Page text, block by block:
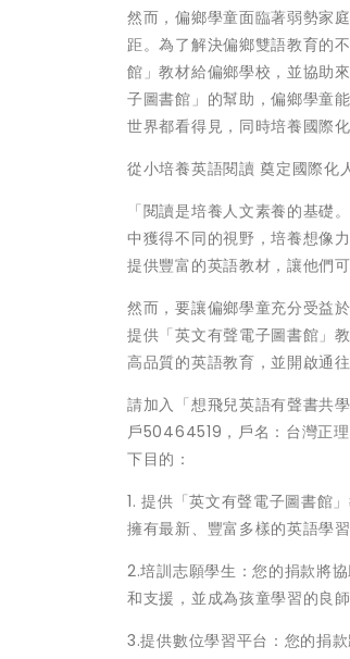
然而，偏鄉學童面臨著弱勢家
距。為了解決偏鄉雙語教育的
館」教材給偏鄉學校，並協助
子圖書館」的幫助，偏鄉學童
世界都看得見，同時培養國際化
從小培養英語閱讀 奠定國際化
「閱讀是培養人文素養的基礎
中獲得不同的視野，培養想像
提供豐富的英語教材，讓他們
然而，要讓偏鄉學童充分受益
提供「英文有聲電子圖書館」
高品質的英語教育，並開啟通
請加入「想飛兒英語有聲書共
戶50464519，戶名：台灣正
下目的：
1. 提供「英文有聲電子圖書館
擁有最新、豐富多樣的英語學習
2.培訓志願學生：您的捐款將
和支援，並成為孩童學習的良師
3.提供數位學習平台：您的捐